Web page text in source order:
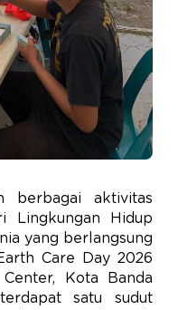
berbagai aktivitas
Lingkungan Hidup
yang berlangsung
Care Day 2026
Kota Banda
satu sudut